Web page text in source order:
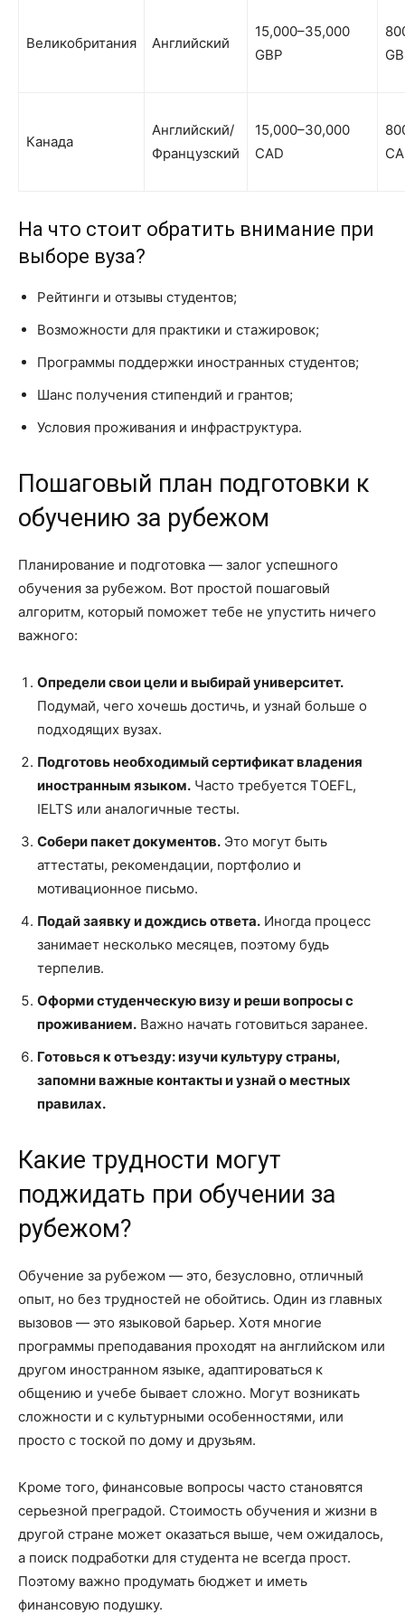
Великобритания Английский
15,000–35,000
GBP
Канада
Английский/
Французский
15,000–30,000
CAD
На что стоит обратить внимание при
выборе вуза?
Рейтинги и отзывы студентов;
Возможности для практики и стажировок;
Программы поддержки иностранных студентов;
Шанс получения стипендий и грантов;
Условия проживания и инфраструктура.
Пошаговый план подготовки к
обучению за рубежом
Планирование и подготовка — залог успешного
обучения за рубежом. Вот простой пошаговый
алгоритм, который поможет тебе не упустить ничего
важного:
Определи свои цели и выбирай университет.
Подумай, чего хочешь достичь, и узнай больше о
подходящих вузах.
Подготовь необходимый сертификат владения
иностранным языком. Часто требуется TOEFL,
IELTS или аналогичные тесты.
Собери пакет документов. Это могут быть
аттестаты, рекомендации, портфолио и
мотивационное письмо.
Подай заявку и дождись ответа. Иногда процесс
занимает несколько месяцев, поэтому будь
терпелив.
Оформи студенческую визу и реши вопросы с
проживанием. Важно начать готовиться заранее.
Готовься к отъезду: изучи культуру страны,
запомни важные контакты и узнай о местных
правилах.
Какие трудности могут
поджидать при обучении за
рубежом?
Обучение за рубежом — это, безусловно, отличный
опыт, но без трудностей не обойтись. Один из главных
вызовов — это языковой барьер. Хотя многие
программы преподавания проходят на английском или
другом иностранном языке, адаптироваться к
общению и учебе бывает сложно. Могут возникать
сложности и с культурными особенностями, или
просто с тоской по дому и друзьям.
Кроме того, финансовые вопросы часто становятся
серьезной преградой. Стоимость обучения и жизни в
другой стране может оказаться выше, чем ожидалось,
а поиск подработки для студента не всегда прост.
Поэтому важно продумать бюджет и иметь
финансовую подушку.